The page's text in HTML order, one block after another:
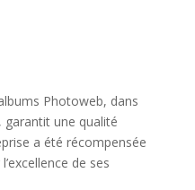
Photoweb, dans
garantit une qualité
a été récompensée
de ses